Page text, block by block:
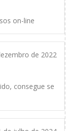
on-line
de 2022
consegue se